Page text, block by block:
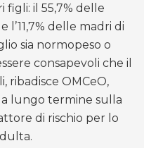
figli: il 55,7% delle
l’11,7% delle madri di
sia normopeso o
consapevoli che il
ribadisce OMCeO,
a lungo termine sulla
di rischio per lo